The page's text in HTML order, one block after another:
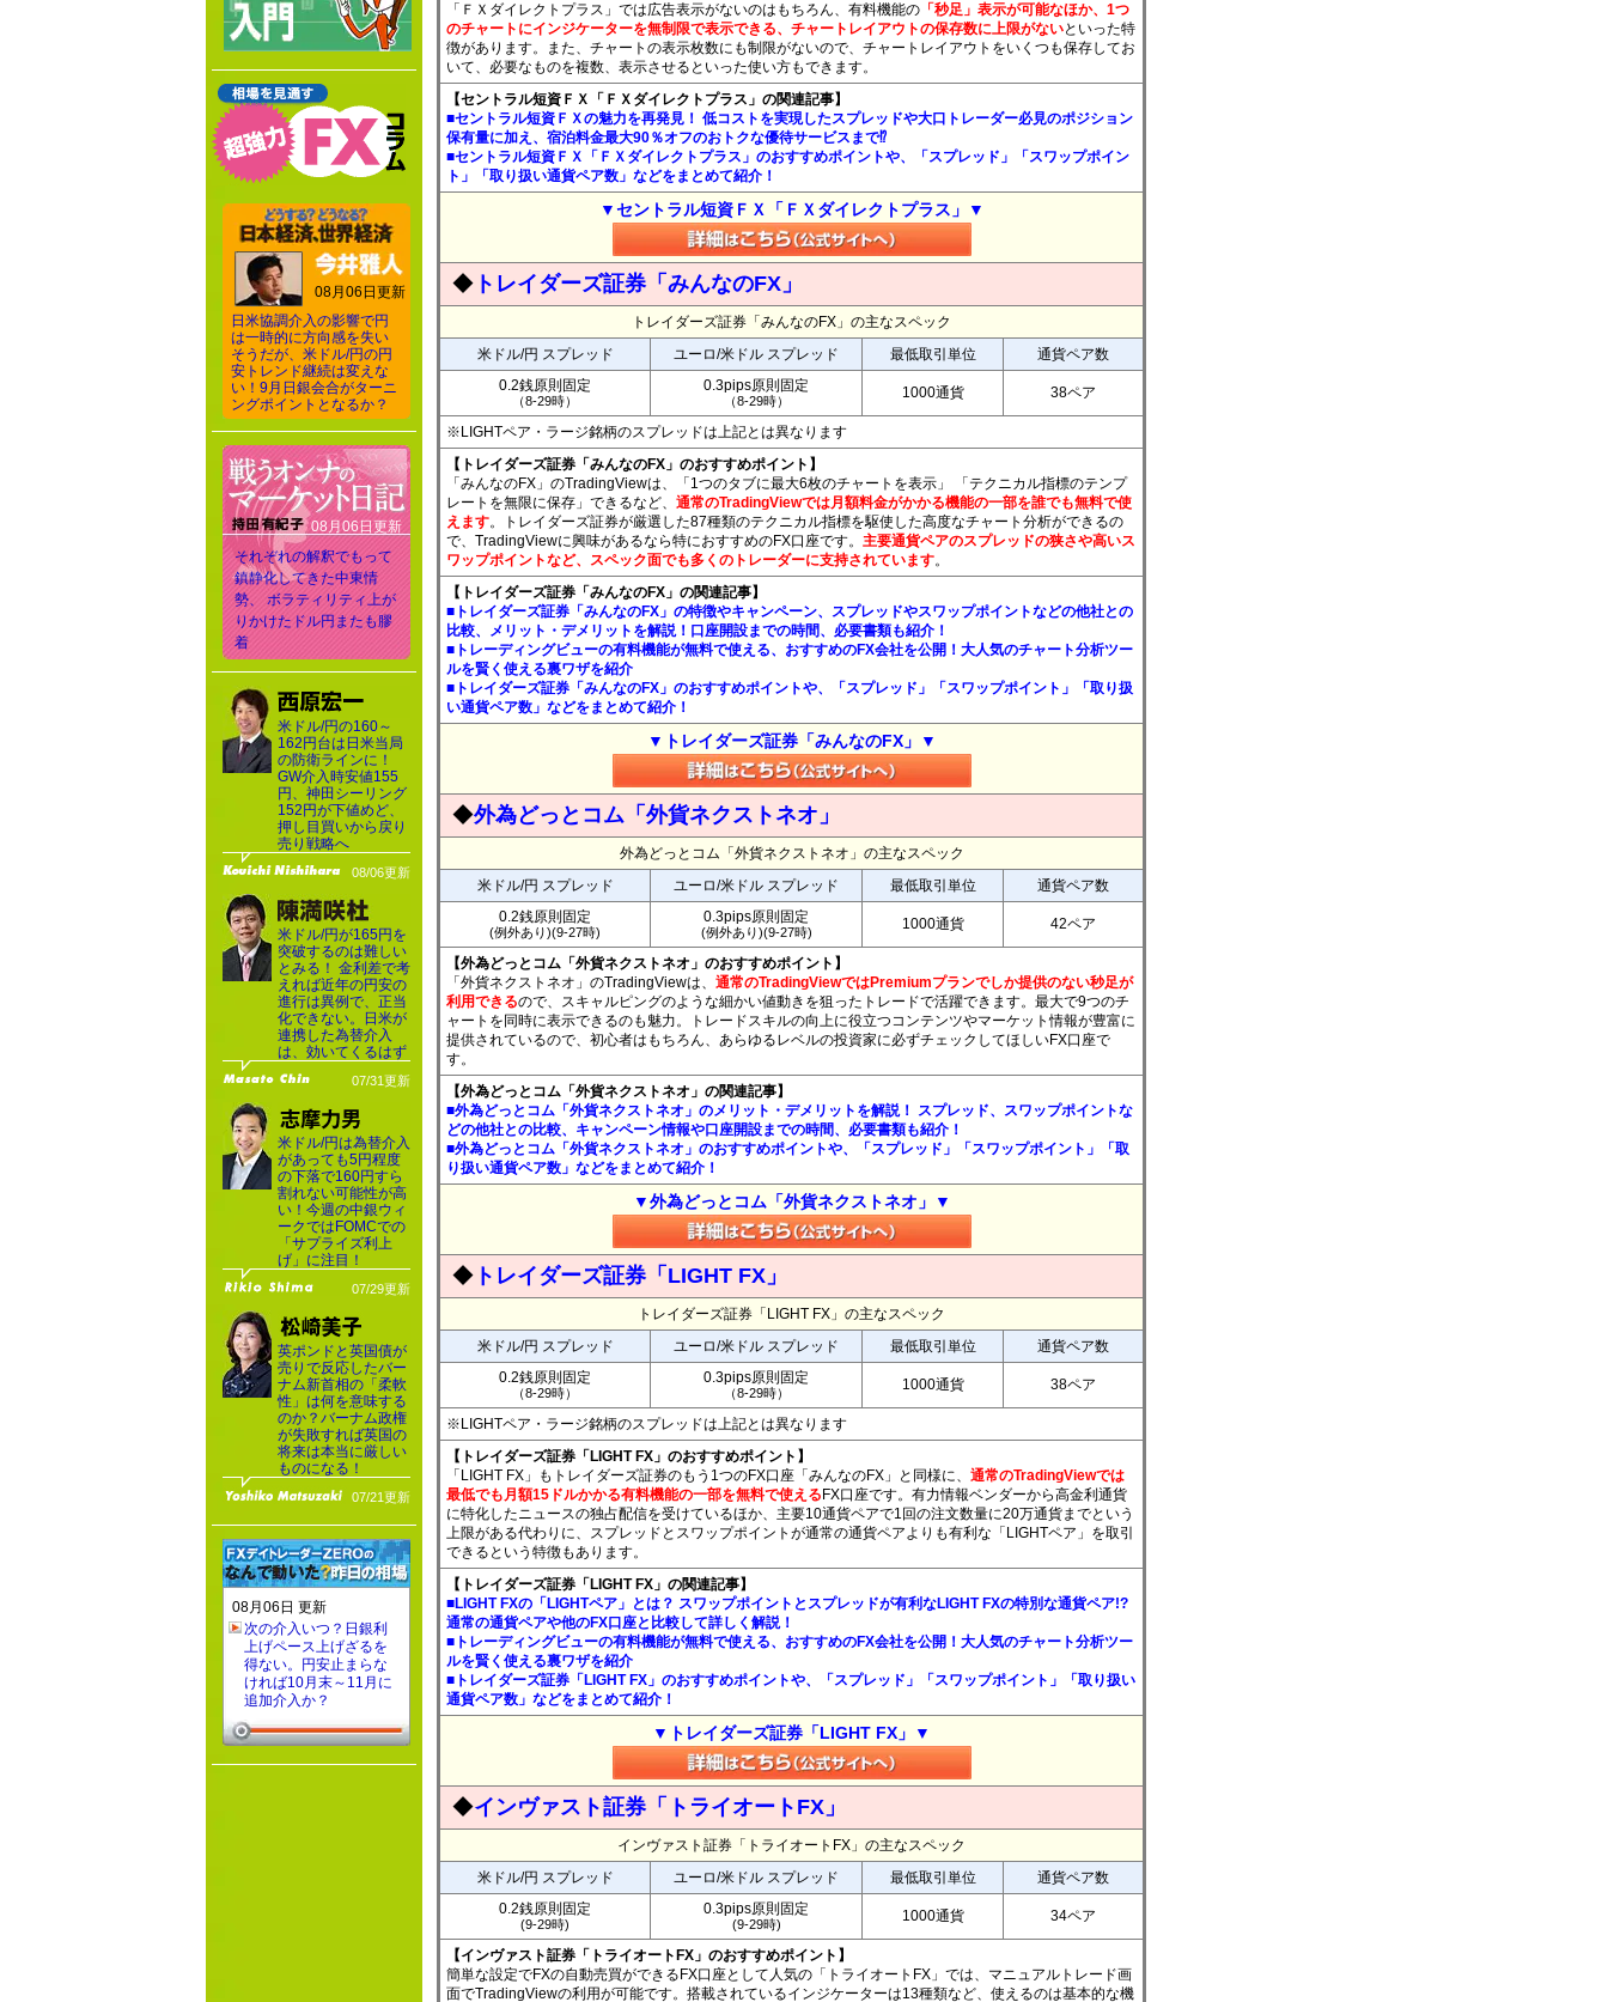
「ＦＸダイレクトプラス」では広告表示がないのはもちろん、有料機能の 「秒足」表示が可能なほか、1つ
のチャートにインジケーターを無制限で表示できる、チャートレイアウトの保存数に上限がないといった特
徴があります。また、チャートの表示枚数にも制限がないので、チャートレイアウトをいくつも保存してお
いて、必要なものを複数、表示させるといった使い方もできます。
【セントラル短資ＦＸ「ＦＸダイレクトプラス」の関連記事】
■セントラル短資ＦＸの魅力を再発見！ 低コストを実現したスプレッドや大口トレーダー必見のポジション
保有量に加え、宿泊料金最大90％オフのおトクな優待サービスまで⁉
■セントラル短資ＦＸ「ＦＸダイレクトプラス」のおすすめポイントや、「スプレッド」「スワップポイン
ト」「取り扱い通貨ペア数」などをまとめて紹介！
▼セントラル短資ＦＸ「ＦＸダイレクトプラス」▼
◆ トレイダーズ証券「みんなのFX」
トレイダーズ証券「みんなのFX」の主なスペック
米ドル/円 スプレッド
ユーロ/米ドル スプレッド 最低取引単位
通貨ペア数
0.2銭原則固定
（8-29時）
0.3pips原則固定
（8-29時） 1000通貨 38ペア
※LIGHTペア・ラージ銘柄のスプレッドは上記とは異なります
【トレイダーズ証券「みんなのFX」のおすすめポイント】
「みんなのFX」のTradingViewは、「1つのタブに最大6枚のチャートを表示」 「テクニカル指標のテンプ
レートを無限に保存」できるなど、 通常のTradingViewでは月額料金がかかる機能の一部を誰でも無料で使
えます。トレイダーズ証券が厳選した87種類のテクニカル指標を駆使した高度なチャート分析ができるの
で、TradingViewに興味があるなら特におすすめのFX口座です。 主要通貨ペアのスプレッドの狭さや高いス
ワップポイントなど、スペック面でも多くのトレーダーに支持されています。
【トレイダーズ証券「みんなのFX」の関連記事】
■トレイダーズ証券「みんなのFX」の特徴やキャンペーン、スプレッドやスワップポイントなどの他社との
比較、メリット・デメリットを解説！口座開設までの時間、必要書類も紹介！
■トレーディングビューの有料機能が無料で使える、おすすめのFX会社を公開！大人気のチャート分析ツー
ルを賢く使える裏ワザを紹介
■トレイダーズ証券「みんなのFX」のおすすめポイントや、「スプレッド」「スワップポイント」「取り扱
い通貨ペア数」などをまとめて紹介！
▼トレイダーズ証券「みんなのFX」▼
◆外為どっとコム「外貨ネクストネオ」
外為どっとコム「外貨ネクストネオ」の主なスペック
米ドル/円 スプレッド
ユーロ/米ドル スプレッド 最低取引単位
通貨ペア数
0.2銭原則固定
(例外あり)(9-27時)
0.3pips原則固定
(例外あり)(9-27時) 1000通貨 42ペア
【外為どっとコム「外貨ネクストネオ」のおすすめポイント】
「外貨ネクストネオ」のTradingViewは、 通常のTradingViewではPremiumプランでしか提供のない秒足が
利用できるので、スキャルピングのような細かい値動きを狙ったトレードで活躍できます。最大で9つのチ
ャートを同時に表示できるのも魅力。トレードスキルの向上に役立つコンテンツやマーケット情報が豊富に
提供されているので、初心者はもちろん、あらゆるレベルの投資家に必ずチェックしてほしいFX口座で
す。
【外為どっとコム「外貨ネクストネオ」の関連記事】
■外為どっとコム「外貨ネクストネオ」のメリット・デメリットを解説！ スプレッド、スワップポイントな
どの他社との比較、キャンペーン情報や口座開設までの時間、必要書類も紹介！
■外為どっとコム「外貨ネクストネオ」のおすすめポイントや、「スプレッド」「スワップポイント」「取
り扱い通貨ペア数」などをまとめて紹介！
▼外為どっとコム「外貨ネクストネオ」▼
◆ トレイダーズ証券「LIGHT FX」
トレイダーズ証券「LIGHT FX」の主なスペック
米ドル/円 スプレッド
ユーロ/米ドル スプレッド 最低取引単位
通貨ペア数
0.2銭原則固定
（8-29時）
0.3pips原則固定
（8-29時） 1000通貨 38ペア
※LIGHTペア・ラージ銘柄のスプレッドは上記とは異なります
【トレイダーズ証券「LIGHT FX」のおすすめポイント】
「LIGHT FX」もトレイダーズ証券のもう1つのFX口座「みんなのFX」と同様に、 通常のTradingViewでは
最低でも月額15ドルかかる有料機能の一部を無料で使える FX口座です。有力情報ベンダーから高金利通貨
に特化したニュースの独占配信を受けているほか、主要10通貨ペアで1回の注文数量に20万通貨までという
上限がある代わりに、スプレッドとスワップポイントが通常の通貨ペアよりも有利な「LIGHTペア」を取引
できるという特徴もあります。
【トレイダーズ証券「LIGHT FX」の関連記事】
■LIGHT FXの「LIGHTペア」とは？ スワップポイントとスプレッドが有利なLIGHT FXの特別な通貨ペア!?
通常の通貨ペアや他のFX口座と比較して詳しく解説！
■トレーディングビューの有料機能が無料で使える、おすすめのFX会社を公開！大人気のチャート分析ツー
ルを賢く使える裏ワザを紹介
■トレイダーズ証券「LIGHT FX」のおすすめポイントや、「スプレッド」「スワップポイント」「取り扱い
通貨ペア数」などをまとめて紹介！
▼トレイダーズ証券「LIGHT FX」▼
◆インヴァスト証券「トライオートFX」
インヴァスト証券「トライオートFX」の主なスペック
米ドル/円 スプレッド
ユーロ/米ドル スプレッド 最低取引単位
通貨ペア数
0.2銭原則固定
(9-29時)
0.3pips原則固定
(9-29時) 1000通貨 34ペア
【インヴァスト証券「トライオートFX」のおすすめポイント】
簡単な設定でFXの自動売買ができるFX口座として人気の「トライオートFX」では、マニュアルトレード画
面でTradingViewの利用が可能です。搭載されているインジケーターは13種類など、使えるのは基本的な機
08月06日更新
日米協調介入の影響で円
は一時的に方向感を失い
そうだが、米ドル/円の円
安トレンド継続は変えな
い！9月日銀会合がターニ
ングポイントとなるか？
08月06日更新
それぞれの解釈でもって
鎮静化してきた中東情
勢、 ボラティリティ上が
りかけたドル円またも膠
着
米ドル/円の160～
162円台は日米当局
の防衛ラインに！
GW介入時安値155
円、神田シーリング
152円が下値めど、
押し目買いから戻り
売り戦略へ
08/06更新
米ドル/円が165円を
突破するのは難しい
とみる！ 金利差で考
えれば近年の円安の
進行は異例で、正当
化できない。日米が
連携した為替介入
は、効いてくるはず
07/31更新
米ドル/円は為替介入
があっても5円程度
の下落で160円すら
割れない可能性が高
い！今週の中銀ウィ
ークではFOMCでの
「サプライズ利上
げ」に注目！
07/29更新
英ポンドと英国債が
売りで反応したバー
ナム新首相の「柔軟
性」は何を意味する
のか？バーナム政権
が失敗すれば英国の
将来は本当に厳しい
ものになる！
07/21更新
08月06日 更新
次の介入いつ？日銀利
上げペース上げざるを
得ない。円安止まらな
ければ10月末～11月に
追加介入か？